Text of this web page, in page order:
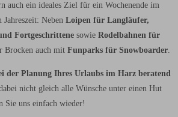
auch ein ideales Ziel für ein Wochenende im
Neben Loipen für Langläufer,
Fortgeschrittene sowie Rodelbahnen für
Brocken auch mit Funparks für Snowboarder.
der Planung Ihres Urlaubs im Harz beratend
nicht gleich alle Wünsche unter einen Hut
Sie uns einfach wieder!